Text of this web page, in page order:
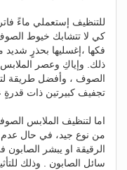
للتنظيف إستعملي ماءً
كي لا تتشابك خيوط
فكها ،إغسليها بحذرٍ شديد
ذلك. وإياكِ وعصر الملابس
الصوف ، وأفضل طريقة
تجفيف كبيرتين ذات قدرةٍ
اما لتنظيف الملابس
من نوع جيد، في حال عدم
الرقيقة او يبشر
سائل الصابون . وذلك